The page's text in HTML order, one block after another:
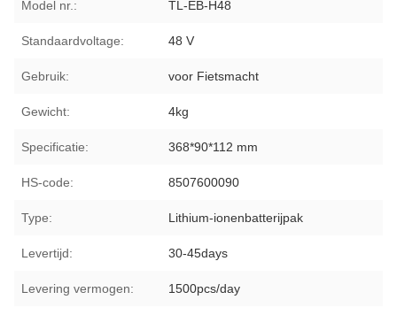
Model nr.: TL-EB-H48
Standaardvoltage: 48 V
Gebruik: voor Fietsmacht
Gewicht: 4kg
Specificatie: 368*90*112 mm
HS-code: 8507600090
Type: Lithium-ionenbatterijpak
Levertijd: 30-45days
Levering vermogen: 1500pcs/day